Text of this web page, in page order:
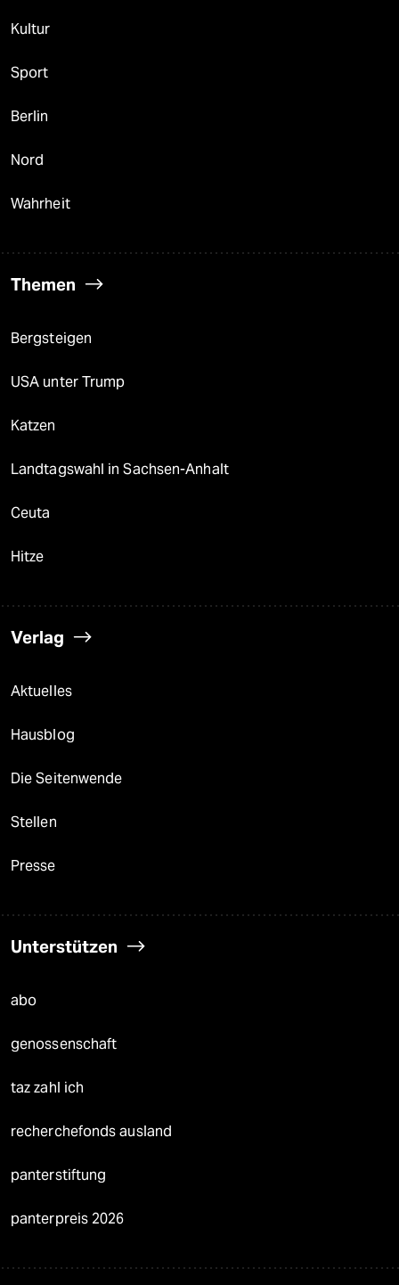
Kultur
Sport
Berlin
Nord
Wahrheit
Themen
Bergsteigen
USA unter Trump
Katzen
Landtagswahl in Sachsen-Anhalt
Ceuta
Hitze
Verlag
Aktuelles
Hausblog
Die Seitenwende
Stellen
Presse
Unterstützen
abo
genossenschaft
taz zahl ich
recherchefonds ausland
panterstiftung
panterpreis 2026